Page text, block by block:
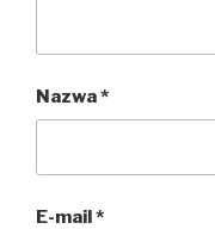
Nazwa*
E-mail*